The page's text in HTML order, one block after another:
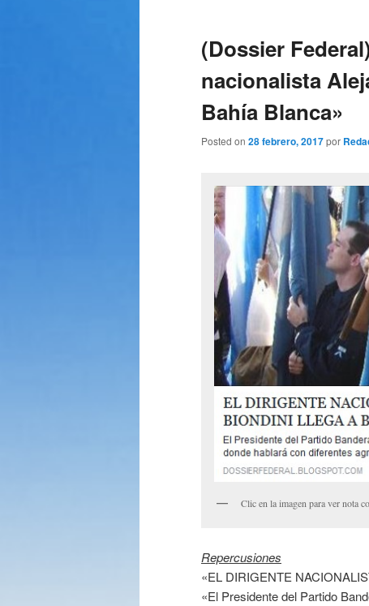
(Dossier
nacionalista
Bahía Blanca»
Posted on 28 febrero, 2017por
Clic en la imagen para ver nota
Repercusiones
«EL DIRIGENTE
«El Presidente del Partido